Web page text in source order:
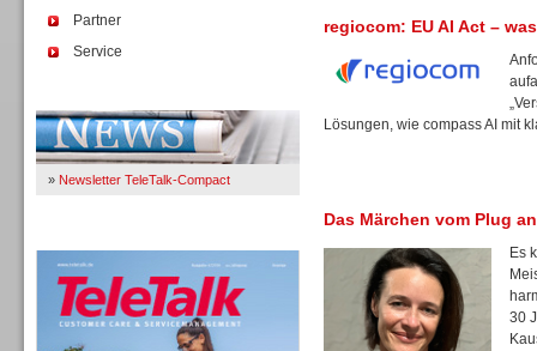
Partner
Service
» Newsletter TeleTalk-Compact
regiocom: EU AI Act –
Lösungen, wie compass AI mit
Das Märchen vom Plug
Es
30